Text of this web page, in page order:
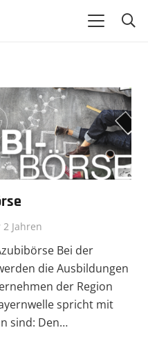
2 Jahren
Bei der
die Ausbil­dungen
der Region
spricht mit
sind: Den…